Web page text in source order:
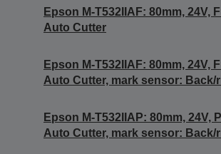
Epson M-T532IIAF: 80mm, 24V,
Auto Cutter
Epson M-T532IIAF: 80mm, 24V,
Auto Cutter, mark sensor: Back/
Epson M-T532IIAP: 80mm, 24V,
Auto Cutter, mark sensor: Back/